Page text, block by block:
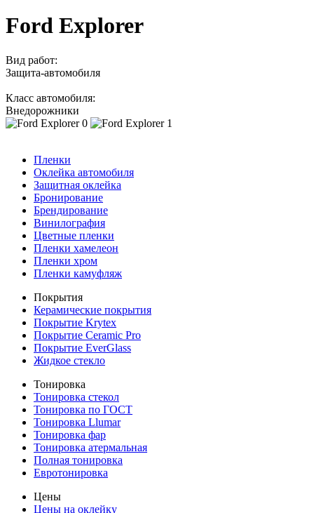
Ford Explorer
Вид работ:
Защита-автомобиля
Класс автомобиля:
Внедорожники
Пленки
Оклейка автомобиля
Защитная оклейка
Бронирование
Брендирование
Винилография
Цветные пленки
Пленки хамелеон
Пленки хром
Пленки камуфляж
Покрытия
Керамические покрытия
Покрытие Krytex
Покрытие Ceramic Pro
Покрытие EverGlass
Жидкое стекло
Тонировка
Тонировка стекол
Тонировка по ГОСТ
Тонировка Llumar
Тонировка фар
Тонировка атермальная
Полная тонировка
Евротонировка
Цены
Цены на оклейку